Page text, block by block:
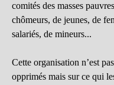
comités des masses
chômeurs, de jeunes, de
salariés, de mineurs...
Cette organisation n’est
opprimés mais sur ce qui